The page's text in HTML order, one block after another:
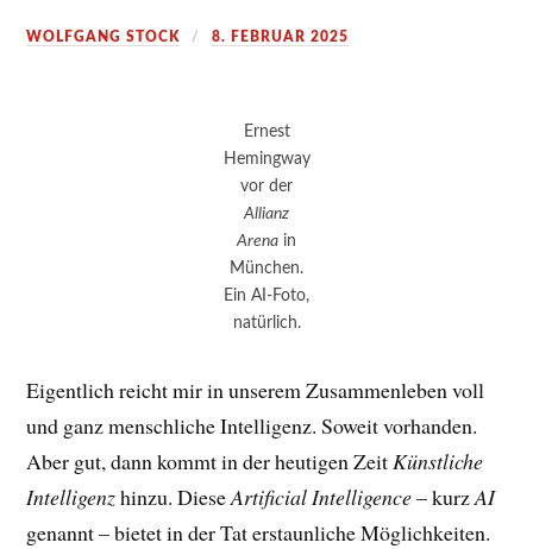
WOLFGANG STOCK 8. FEBRUAR 2025
Ernest
Hemingway
vor der
Allianz
Arena in
München.
Ein AI-Foto,
natürlich.
Eigentlich reicht mir in unserem Zusammenleben voll
und ganz menschliche Intelligenz. Soweit vorhanden.
Aber gut, dann kommt in der heutigen ZeitKünstliche
Intelligenzhinzu. DieseArtificial Intelligence– kurzAI
genannt – bietet in der Tat erstaunliche Möglichkeiten.